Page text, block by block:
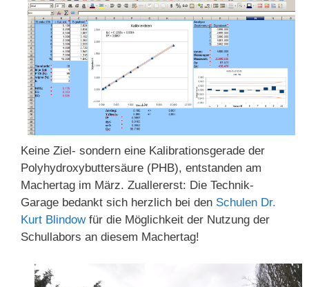
Keine Ziel- sondern eine Kalibrationsgerade der
Polyhydroxybuttersäure (PHB), entstanden am
Machertag im März. Zuallererst: Die Technik-
Garage bedankt sich herzlich bei den Schulen Dr.
Kurt Blindowfür die Möglichkeit der Nutzung der
Schullabors an diesem Machertag!